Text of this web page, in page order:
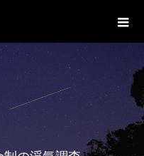
制 浮 気調査